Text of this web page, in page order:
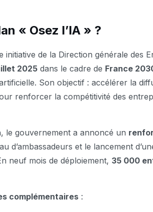
« Osez l’IA » ?
initiative de la Direction générale des
2025 dans le cadre de France
Son objectif : accélérer la
renforcer la compétitivité des
, le gouvernement a annoncé un
d’ambassadeurs et le lancement
neuf mois de déploiement, 35 000
complémentaires :